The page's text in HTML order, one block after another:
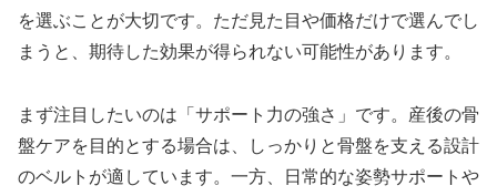
を選ぶことが大切です。ただ見た目や価格だけで選んでし
まうと、期待した効果が得られない可能性があります。
まず注目したいのは「サポート力の強さ」です。産後の骨
盤ケアを目的とする場合は、しっかりと骨盤を支える設計
のベルトが適しています。一方、日常的な姿勢サポートや